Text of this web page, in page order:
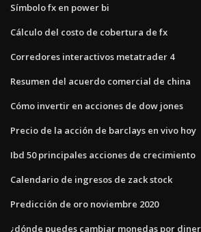
Símbolo fx en power bi
Cálculo del costo de cobertura de fx
Corredores interactivos metatrader 4
Resumen del acuerdo comercial de china
Cómo invertir en acciones de dow jones
Precio de la acción de barclays en vivo hoy
Ibd 50 principales acciones de crecimiento
Calendario de ingresos de zack stock
Predicción de oro noviembre 2020
¿dónde puedes cambiar monedas por